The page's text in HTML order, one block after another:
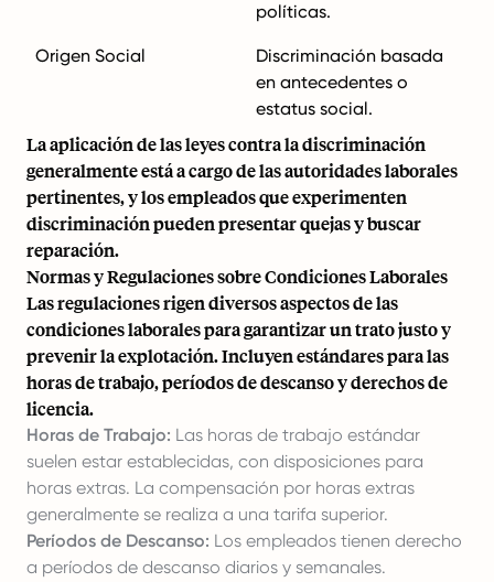
políticas.
Origen Social
Discriminación basada
en antecedentes o
estatus social.
La aplicación de las leyes contra la discriminación
generalmente está a cargo de las autoridades laborales
pertinentes, y los empleados que experimenten
discriminación pueden presentar quejas y buscar
reparación.
Normas y Regulaciones sobre Condiciones Laborales
Las regulaciones rigen diversos aspectos de las
condiciones laborales para garantizar un trato justo y
prevenir la explotación. Incluyen estándares para las
horas de trabajo, períodos de descanso y derechos de
licencia.
Horas de Trabajo: Las horas de trabajo estándar
suelen estar establecidas, con disposiciones para
horas extras. La compensación por horas extras
generalmente se realiza a una tarifa superior.
Períodos de Descanso: Los empleados tienen derecho
a períodos de descanso diarios y semanales.